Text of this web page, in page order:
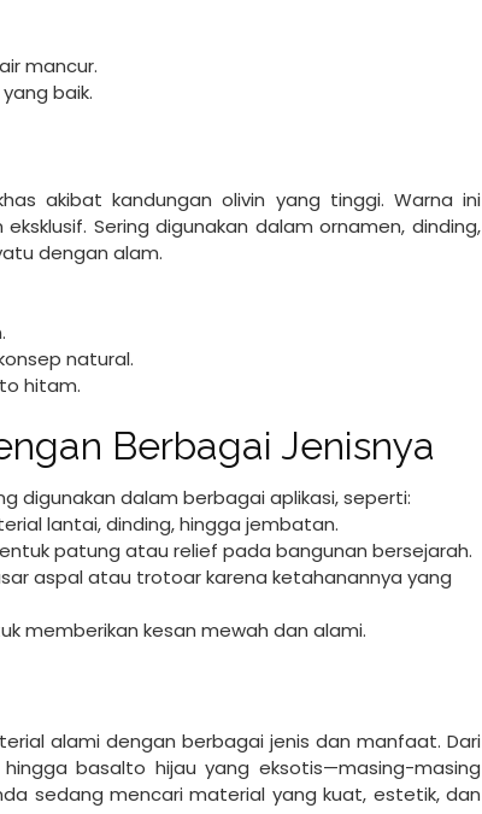
mancur.
baik.
akibat kandungan olivin yang tinggi. Warna ini
Sering digunakan dalam ornamen, dinding,
dengan alam.
natural.
hitam.
Berbagai Jenisnya
digunakan dalam berbagai aplikasi, seperti:
lantai, dinding, hingga jembatan.
patung atau relief pada bangunan bersejarah.
aspal atau trotoar karena ketahanannya yang
memberikan kesan mewah dan alami.
alami dengan berbagai jenis dan manfaat. Dari
basalto hijau yang eksotis—masing-masing
sedang mencari material yang kuat, estetik, dan